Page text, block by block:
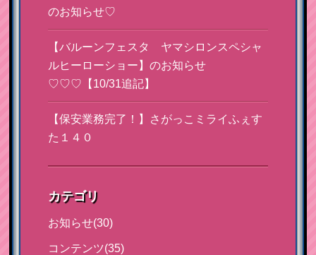
のお知らせ♡
【バルーンフェスタ ヤマシロンスペシャ
ルヒーローショー】のお知らせ
♡♡♡【10/31追記】
【保安業務完了！】さがっこミライふぇす
た１４０
カテゴリ
お知らせ(30)
コンテンツ(35)